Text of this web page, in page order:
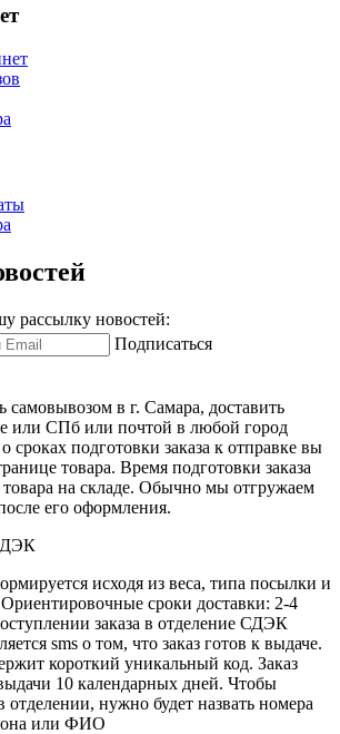
рассылку новостей:
Подписаться
самовывозом в г. Самара, доставить
или СПб или почтой в любой город
сроках подготовки заказа к отправке вы
товара. Время подготовки заказа
товара на складе. Обычно мы отгружаем
его оформления.
исходя из веса, типа посылки и
Ориентировочные сроки доставки: 2-4
заказа в отделение СДЭК
sms о том, что заказ готов к выдаче.
короткий уникальный код. Заказ
10 календарных дней. Чтобы
нужно будет назвать номера
или ФИО